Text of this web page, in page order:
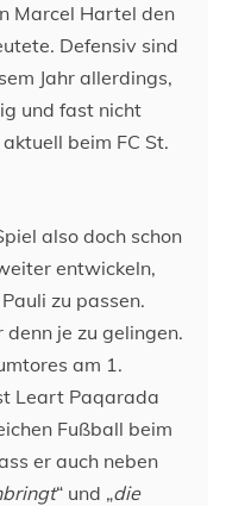
Marcel Hartel den
Defensiv sind
Jahr allerdings,
und fast nicht
beim FC St.
also doch schon
entwickeln,
zu passen.
je zu gelingen.
am 1.
Leart Paqarada
Fußball beim
er auch neben
“ und „die